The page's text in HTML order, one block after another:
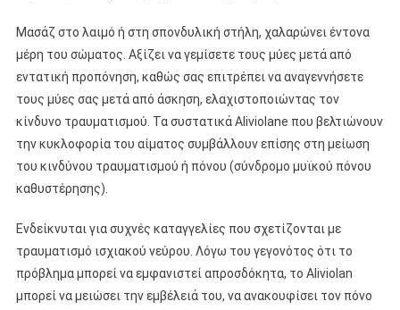
Μασάζ στο λαιμό ή στη σπονδυλική στήλη, χαλαρώνει έντονα
μέρη του σώματος. Αξίζει να γεμίσετε τους μύες μετά από
εντατική προπόνηση, καθώς σας επιτρέπει να αναγεννήσετε
τους μύες σας μετά από άσκηση, ελαχιστοποιώντας τον
κίνδυνο τραυματισμού. Τα συστατικά Aliviolane που βελτιώνουν
την κυκλοφορία του αίματος συμβάλλουν επίσης στη μείωση
του κινδύνου τραυματισμού ή πόνου (σύνδρομο μυϊκού πόνου
καθυστέρησης).
Ενδείκνυται για συχνές καταγγελίες που σχετίζονται με
τραυματισμό ισχιακού νεύρου. Λόγω του γεγονότος ότι το
πρόβλημα μπορεί να εμφανιστεί απροσδόκητα, το Aliviolan
μπορεί να μειώσει την εμβέλειά του, να ανακουφίσει τον πόνο